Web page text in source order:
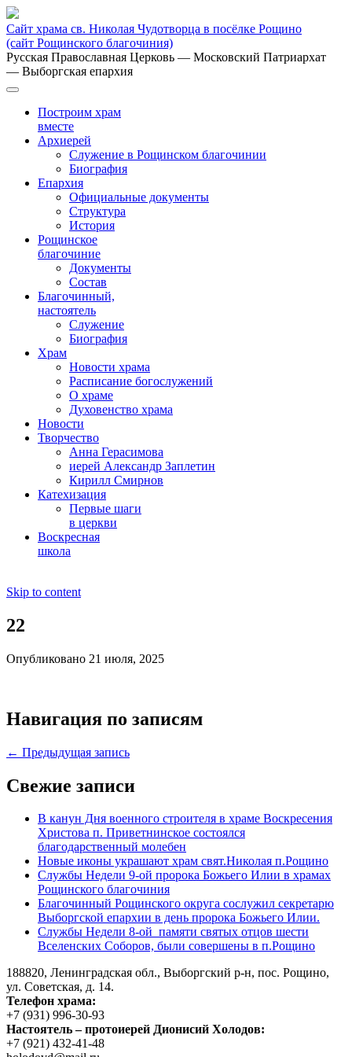
Сайт храма св. Николая Чудотворца в посёлке Рощино
(сайт Рощинского благочиния)
Русская Православная Церковь — Московский Патриархат
— Выборгская епархия
Построим храм
вместе
Архиерей
Служение в Рощинском благочинии
Биография
Епархия
Официальные документы
Структура
История
Рощинское
благочиние
Документы
Состав
Благочинный,
настоятель
Служение
Биография
Храм
Новости храма
Расписание богослужений
О храме
Духовенство храма
Новости
Творчество
Анна Герасимова
иерей Александр Заплетин
Кирилл Смирнов
Катехизация
Первые шаги
в церкви
Воскресная
школа
Skip to content
22
Опубликовано 21 июля, 2025
Навигация по записям
← Предыдущая запись
Свежие записи
В канун Дня военного строителя в храме Воскресения
Христова п. Приветнинское состоялся
благодарственный молебен
Новые иконы украшают храм свят.Николая п.Рощино
Службы Недели 9-ой пророка Божьего Илии в храмах
Рощинского благочиния
Благочинный Рощинского округа сослужил секретарю
Выборгской епархии в день пророка Божьего Илии.
Службы Недели 8-ой памяти святых отцов шести
Вселенских Соборов, были совершены в п.Рощино
188820, Ленинградская обл., Выборгский р-н, пос. Рощино,
ул. Советская, д. 14.
Телефон храма:
+7 (931) 996-30-93
Настоятель – протоиерей Дионисий Холодов:
+7 (921) 432-41-48